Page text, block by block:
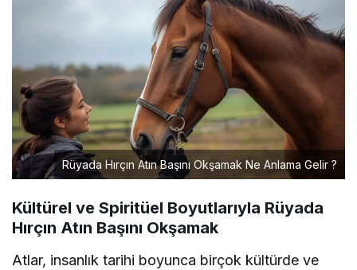
Rüyada Hırçın Atın Başını Okşamak Ne Anlama Gelir ?
Kültürel ve Spiritüel Boyutlarıyla Rüyada
Hırçın Atın Başını Okşamak
Atlar, insanlık tarihi boyunca birçok kültürde ve